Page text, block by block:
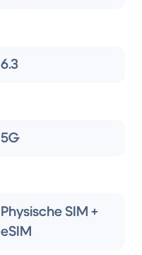
6.3
5G
Physische SIM +
eSIM